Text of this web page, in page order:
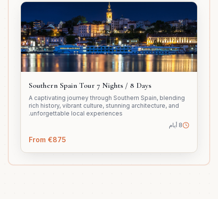
Southern Spain Tour 7 Nights / 8 Days
A captivating journey through Southern Spain, blending
rich history, vibrant culture, stunning architecture, and
unforgettable local experiences.
8 أيام
From €875